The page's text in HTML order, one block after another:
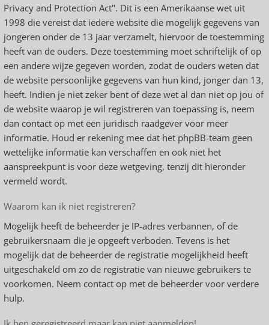
Privacy and Protection Act". Dit is een Amerikaanse wet uit
1998 die vereist dat iedere website die mogelijk gegevens van
jongeren onder de 13 jaar verzamelt, hiervoor de toestemming
heeft van de ouders. Deze toestemming moet schriftelijk of op
een andere wijze gegeven worden, zodat de ouders weten dat
de website persoonlijke gegevens van hun kind, jonger dan 13,
heeft. Indien je niet zeker bent of deze wet al dan niet op jou of
de website waarop je wil registreren van toepassing is, neem
dan contact op met een juridisch raadgever voor meer
informatie. Houd er rekening mee dat het phpBB-team geen
wettelijke informatie kan verschaffen en ook niet het
aanspreekpunt is voor deze wetgeving, tenzij dit hieronder
vermeld wordt.
Waarom kan ik niet registreren?
Mogelijk heeft de beheerder je IP-adres verbannen, of de
gebruikersnaam die je opgeeft verboden. Tevens is het
mogelijk dat de beheerder de registratie mogelijkheid heeft
uitgeschakeld om zo de registratie van nieuwe gebruikers te
voorkomen. Neem contact op met de beheerder voor verdere
hulp.